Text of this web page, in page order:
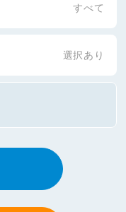
すべて
選択あり